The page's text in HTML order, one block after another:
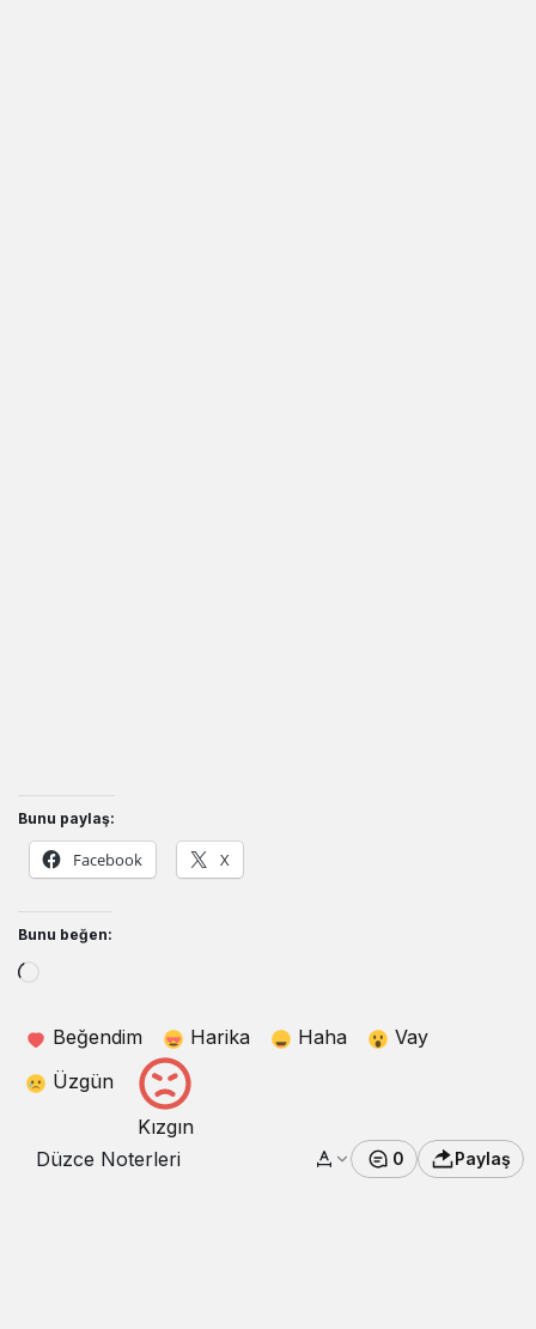
Bunu paylaş:
Facebook X
Bunu beğen:
Beğendim Harika Haha
Vay
Üzgün
Kızgın
Düzce Noterleri
0 Paylaş